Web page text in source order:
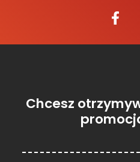
Chcesz